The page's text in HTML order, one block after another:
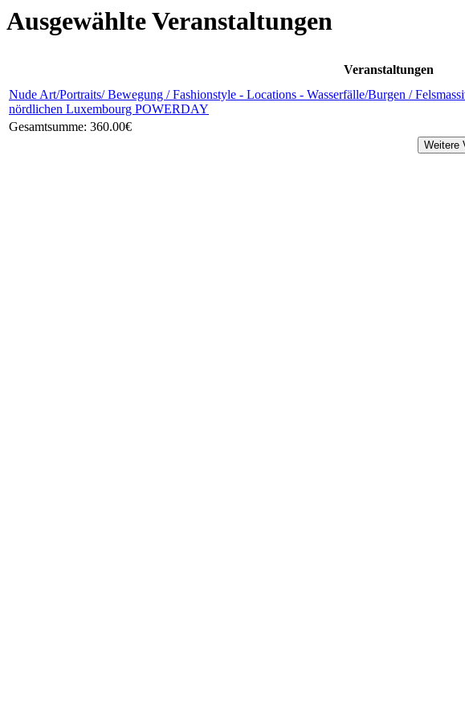
Ausgewählte Veranstaltungen
Veranstaltungen
Nude Art/Portraits/ Bewegung / Fashionstyle - Locations - Wasserfälle/Burgen /
nördlichen Luxembourg POWERDAY
Gesamtsumme: 360.00€
Weitere